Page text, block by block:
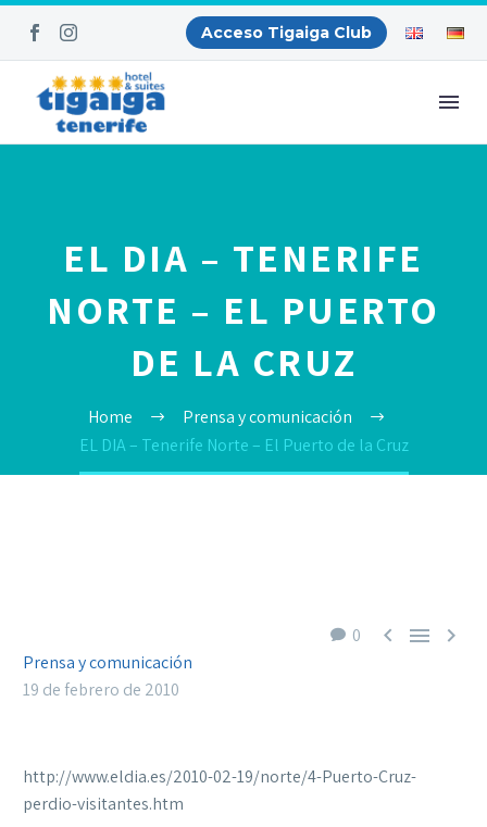
Acceso Tigaiga Club
EL DIA – TENERIFE
NORTE – EL PUERTO
DE LA CRUZ
Home
Prensa y comunicación
EL DIA – Tenerife Norte – El Puerto de la Cruz
0   
Prensa y comunicación
19 de febrero de 2010
http://www.eldia.es/2010-02-19/norte/4-Puerto-Cruz-
perdio-visitantes.htm